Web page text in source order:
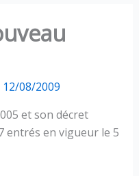
12/08/2009
et son décret
entrés en vigueur le 5